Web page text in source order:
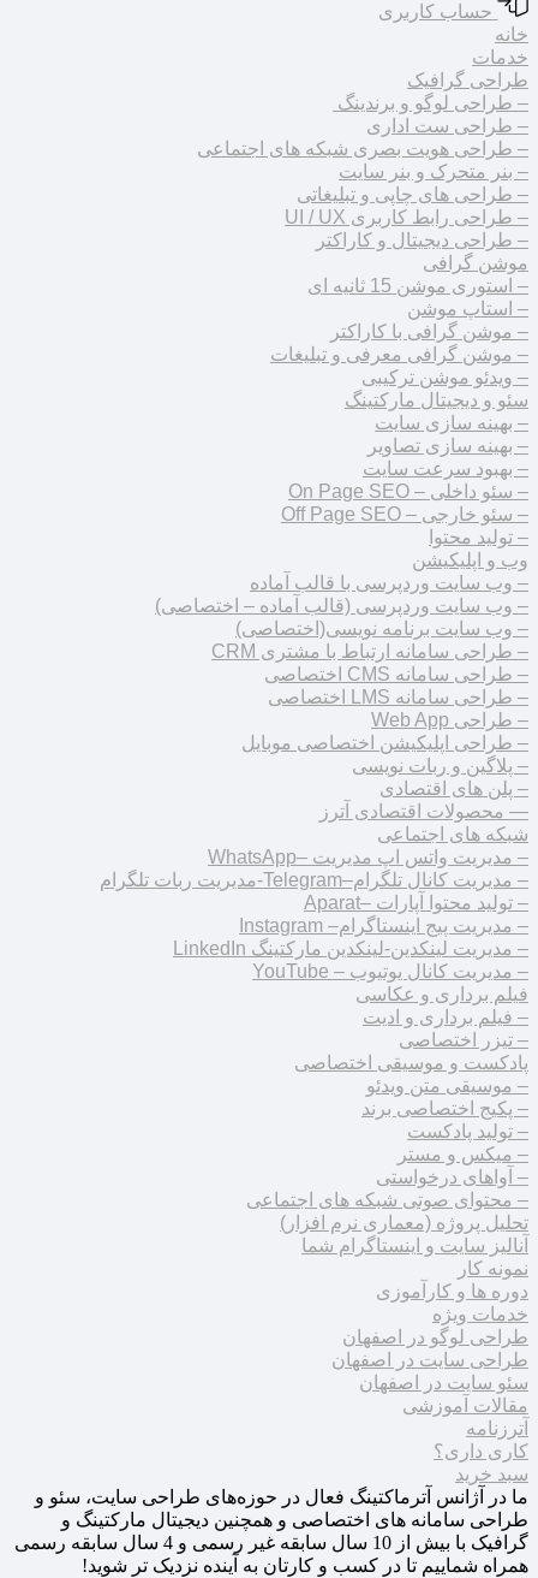
حساب کاربری
خانه
خدمات
طراحی گرافیک
– طراحی لوگو و برندینگ
– طراحی ست اداری
– طراحی هویت بصری شبکه های اجتماعی
– بنر متحرک و بنر سایت
– طراحی های چاپی و تبلیغاتی
– طراحی رابط کاربری UI / UX
– طراحی دیجیتال و کاراکتر
موشن گرافی
– استوری موشن 15 ثانیه ای
– استاپ موشن
– موشن گرافی با کاراکتر
– موشن گرافی معرفی و تبلیغات
– ویدئو موشن ترکیبی
سئو و دیجیتال مارکتینگ
– بهینه سازی سایت
– بهینه سازی تصاویر
– بهبود سرعت سایت
– سئو داخلی – On Page SEO
– سئو خارجی – Off Page SEO
– تولید محتوا
وب و اپلیکیشن
– وب سایت وردپرسی با قالب آماده
– وب سایت وردپرسی (قالب آماده – اختصاصی)
– وب سایت برنامه نویسی(اختصاصی)
– طراحی سامانه ارتباط با مشتری CRM
– طراحی سامانه CMS اختصاصی
– طراحی سامانه LMS اختصاصی
– طراحی Web App
– طراحی اپلیکیشن اختصاصی موبایل
– پلاگین و ربات نویسی
– پلن های اقتصادی
— محصولات اقتصادی آترز
شبکه های اجتماعی
– مدیریت واتس اپ مدیریت –WhatsApp
– مدیریت کانال تلگرام–Telegram-مدیریت ربات تلگرام
– تولید محتوا آپارات –Aparat
– مدیریت پیج اینستاگرام– Instagram
– مدیریت لینکدین-لینکدین مارکتینگ LinkedIn
– مدیریت کانال یوتیوب – YouTube
فیلم برداری و عکاسی
– فیلم برداری و ادیت
– تیزر اختصاصی
پادکست و موسیقی اختصاصی
– موسیقی متن ویدئو
– پکیج اختصاصی برند
– تولید پادکست
– میکس و مستر
– آواهای درخواستی
– محتوای صوتی شبکه های اجتماعی
تحلیل پروژه (معماری نرم افزار)
آنالیز سایت و اینستاگرام شما
نمونه کار
دوره ها و کارآموزی
خدمات ویژه
طراحی لوگو در اصفهان
طراحی سایت در اصفهان
سئو سایت در اصفهان
مقالات آموزشی
آترزنامه
کاری داری؟
سبد خرید
ما در آژانس آترماکتینگ فعال در حوزه‌های طراحی سایت، سئو و
طراحی سامانه های اختصاصی و همچنین دیجیتال مارکتینگ و
گرافیک با بیش از 10 سال سابقه غیر رسمی و 4 سال سابقه رسمی
همراه شماییم تا در کسب و کارتان به آینده نزدیک تر شوید!